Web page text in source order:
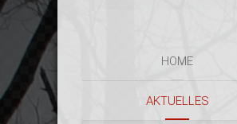
HOME
AKTUELLES